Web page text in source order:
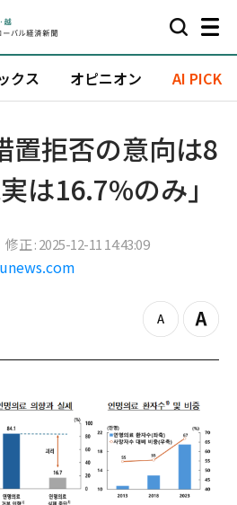
クス オピニオン AI PICK
置拒否の意向は8
は16.7%のみ」
修正 : 2025-12-11 14:43:09
z
o
u
t
Z
o